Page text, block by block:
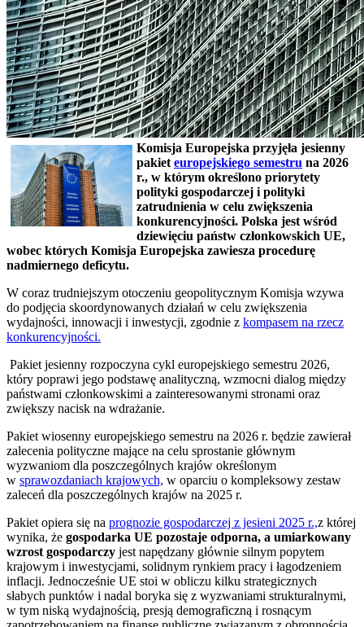
Komisja Europejska przyjęła jesienny
pakiet europejskiego semestru na 2026
r., w którym określono priorytety
polityki gospodarczej i polityki
zatrudnienia w celu zwiększenia
konkurencyjności. Polska jest wśród
dziewięciu państw członkowskich UE,
wobec których Komisja Europejska zawiesza procedurę
nadmiernego deficytu.
W coraz trudniejszym otoczeniu geopolitycznym Komisja wzywa
do podjęcia skoordynowanych działań w celu zwiększenia
wydajności, innowacji i inwestycji, zgodnie z kompasem na rzecz
konkurencyjności.
Pakiet jesienny rozpoczyna cykl europejskiego semestru 2026,
który poprawi jego podstawę analityczną, wzmocni dialog między
państwami członkowskimi a zainteresowanymi stronami oraz
zwiększy nacisk na wdrażanie.
Pakiet wiosenny europejskiego semestru na 2026 r. będzie zawierał
zalecenia polityczne mające na celu sprostanie głównym
wyzwaniom dla poszczególnych krajów określonym
w sprawozdaniach krajowych, w oparciu o kompleksowy zestaw
zaleceń dla poszczególnych krajów na 2025 r.
Pakiet opiera się na prognozie gospodarczej z jesieni 2025 r.,z której
wynika, że gospodarka UE pozostaje odporna, a umiarkowany
wzrost gospodarczy jest napędzany głównie silnym popytem
krajowym i inwestycjami, solidnym rynkiem pracy i łagodzeniem
inflacji. Jednocześnie UE stoi w obliczu kilku strategicznych
słabych punktów i nadal boryka się z wyzwaniami strukturalnymi,
w tym niską wydajnością, presją demograficzną i rosnącym